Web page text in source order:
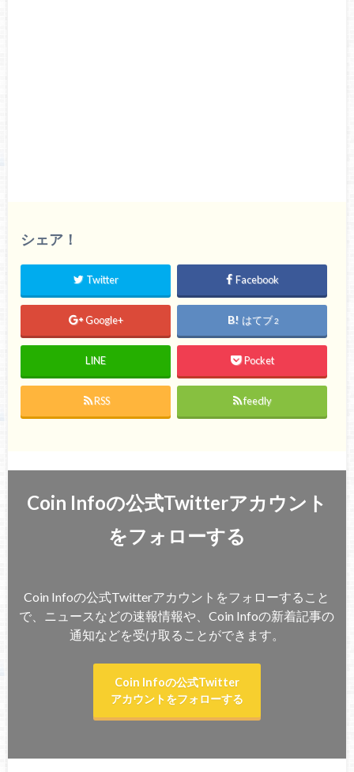
シェア！
Twitter Facebook
Google+ はてブ2
LINE Pocket
RSS feedly
Coin Infoの公式Twitterアカウント
をフォローする
Coin Infoの公式Twitterアカウントをフォローすること
で、ニュースなどの速報情報や、Coin Infoの新着記事の
通知などを受け取ることができます。
Coin Infoの公式Twitter
アカウントをフォローする